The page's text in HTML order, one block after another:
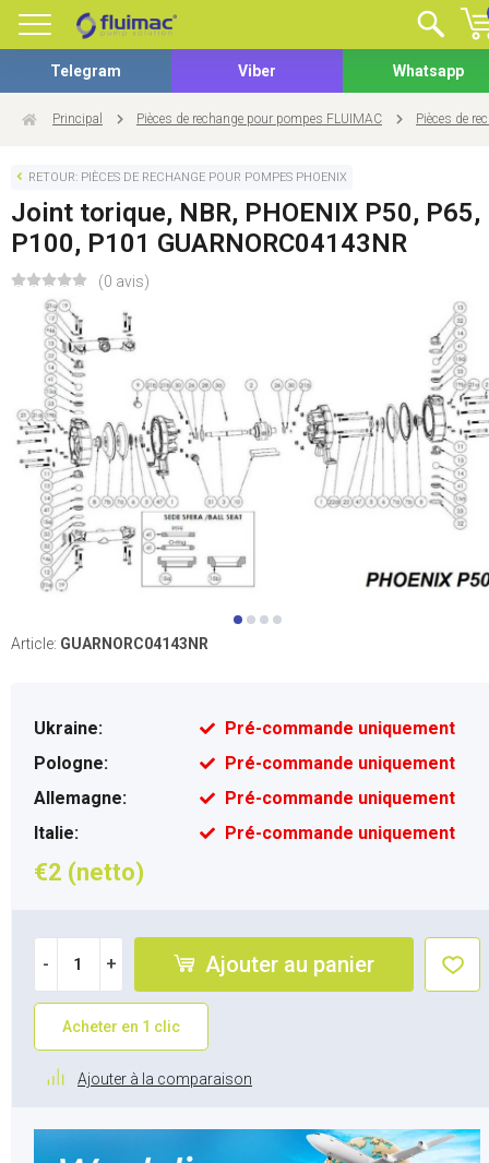
Telegram Viber Whatsapp
Principal Pièces de rechange pour pompes FLUIMAC Pièces de
RETOUR: PIÈCES DE RECHANGE POUR POMPES PHOENIX
Joint torique, NBR, PHOENIX P50, P65,
P100, P101 GUARNORC04143NR
(0 avis)
Article: GUARNORC04143NR
Ukraine:
Pré-commande uniquement
Pologne:
Pré-commande uniquement
Allemagne:
Pré-commande uniquement
Italie:
Pré-commande uniquement
€2 (netto)
- + Ajouter au panier
Acheter en 1 clic
Ajouter à la comparaison